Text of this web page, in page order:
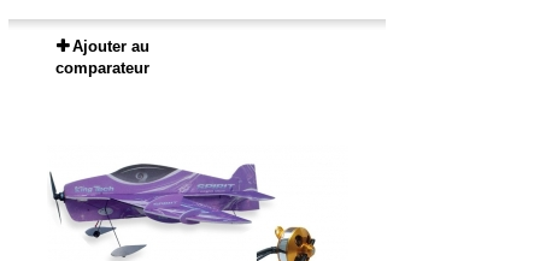
Ajouter au
comparateur